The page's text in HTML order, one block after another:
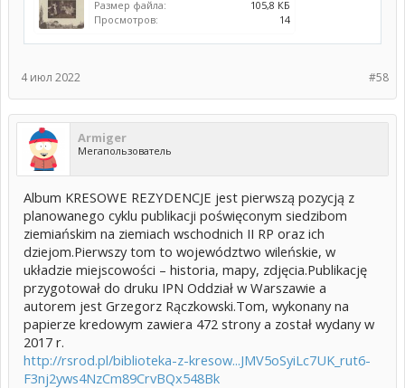
Размер файла:
105,8 КБ
Просмотров:
14
#58
4 июл 2022
Armiger
Мегапользователь
Album KRESOWE REZYDENCJE jest pierwszą pozycją z
planowanego cyklu publikacji poświęconym siedzibom
ziemiańskim na ziemiach wschodnich II RP oraz ich
dziejom.Pierwszy tom to województwo wileńskie, w
układzie miejscowości – historia, mapy, zdjęcia.Publikację
przygotował do druku IPN Oddział w Warszawie a
autorem jest Grzegorz Rączkowski.Tom, wykonany na
papierze kredowym zawiera 472 strony a został wydany w
2017 r.
http://rsrod.pl/biblioteka-z-kresow...JMV5oSyiLc7UK_rut6-
F3nj2yws4NzCm89CrvBQx548Bk